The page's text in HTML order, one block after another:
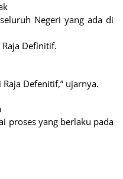
Negeri yang ada di
Definitif.
Defenitif,” ujarnya.
proses yang berlaku pada